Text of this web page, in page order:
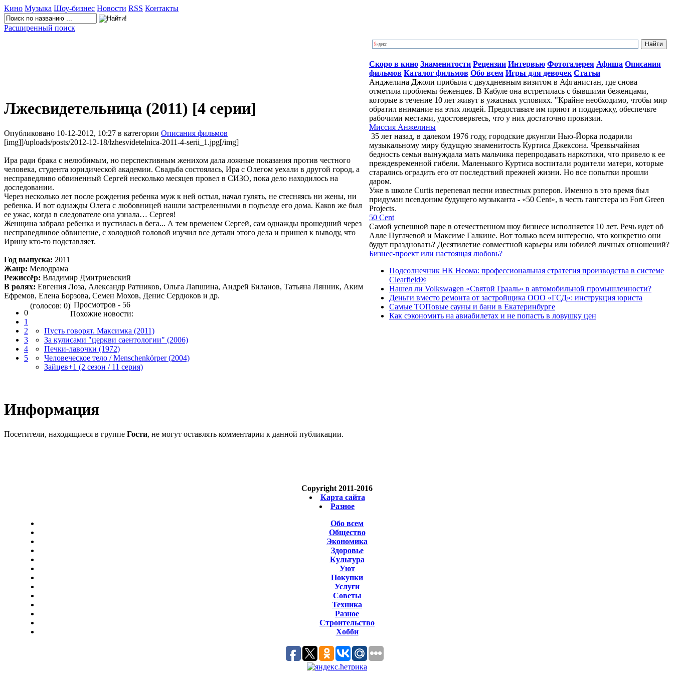
Кино Музыка Шоу-бизнес Новости RSS Контакты
Расширенный поиск
Лжесвидетельница (2011) [4 серии]
Опубликовано 10-12-2012, 10:27 в категории Описания фильмов
[img]]/uploads/posts/2012-12-18/lzhesvidetelnica-2011-4-serii_1.jpg[/img]
Ира ради брака с нелюбимым, но перспективным женихом дала ложные показания против честного
человека, студента юридической академии. Свадьба состоялась, Ира с Олегом уехали в другой город, а
несправедливо обвиненный Сергей несколько месяцев провел в СИЗО, пока дело находилось на
доследовании.
Через несколько лет после рождения ребенка муж к ней остыл, начал гулять, не стесняясь ни жены, ни
ребенка. И вот однажды Олега с любовницей нашли застреленными в подъезде его дома. Каков же был
ее ужас, когда в следователе она узнала… Сергея!
Женщина забрала ребенка и пустилась в бега... А тем временем Сергей, сам однажды прошедший через
несправедливое обвинение, с холодной головой изучил все детали этого дела и пришел к выводу, что
Ирину кто-то подставляет.
Год выпуска: 2011
Жанр: Мелодрама
Режиссёр: Владимир Дмитриевский
В ролях: Евгения Лоза, Александр Ратников, Ольга Лапшина, Андрей Биланов, Татьяна Лянник, Аким
Ефремов, Елена Борзова, Семен Мохов, Денис Сердюков и др.
0
1
2
3
4
5
(голосов: 0)| Просмотров - 56
Похожие новости:
Пусть говорят. Максимка (2011)
За кулисами "церкви саентологии" (2006)
Печки-лавочки (1972)
Человеческое тело / Menschenkörper (2004)
Зайцев+1 (2 cезон / 11 серия)
Информация
Посетители, находящиеся в группе Гости, не могут оставлять комментарии к данной публикации.
Скоро в кино Знаменитости Рецензии Интервью Фотогалерея Афиша Описания
фильмов Каталог фильмов Обо всем Игры для девочек Статьи
Анджелина Джоли прибыла с двухдневным визитом в Афганистан, где снова
отметила проблемы беженцев. В Кабуле она встретилась с бывшими беженцами,
которые в течение 10 лет живут в ужасных условиях. "Крайне необходимо, чтобы мир
обратил внимание на этих людей. Предоставьте им приют и поддержку, обеспечьте
рабочими местами, удостоверьтесь, что у них достаточно провизии.
Миссия Анжелины
35 лет назад, в далеком 1976 году, городские джунгли Нью-Йорка подарили
музыкальному миру будущую знаменитость Куртиса Джексона. Чрезвычайная
бедность семьи вынуждала мать мальчика перепродавать наркотики, что привело к ее
преждевременной гибели. Маленького Куртиса воспитали родители матери, которые
старались оградить его от последствий прежней жизни. Но все попытки прошли
даром.
Уже в школе Curtis перепевал песни известных рэперов. Именно в это время был
придуман псевдоним будущего музыканта - «50 Cent», в честь гангстера из Fort Green
Projects.
50 Cent
Самой успешной паре в отечественном шоу бизнесе исполняется 10 лет. Речь идет об
Алле Пугачевой и Максиме Галкине. Вот только всем интересно, что конкретно они
будут праздновать? Десятилетие совместной карьеры или юбилей личных отношений?
Бизнес-проект или настоящая любовь?
Подсолнечник НК Неома: профессиональная стратегия производства в системе
Clearfield®
Нашел ли Volkswagen «Святой Грааль» в автомобильной промышленности?
Деньги вместо ремонта от застройщика ООО «ГСД»: инструкция юриста
Самые ТОПовые сауны и бани в Екатеринбурге
Как сэкономить на авиабилетах и не попасть в ловушку цен
Copyright 2011-2016
Карта сайта
Разное
Обо всем
Общество
Экономика
Здоровье
Культура
Уют
Покупки
Услуги
Советы
Техника
Разное
Строительство
Хобби